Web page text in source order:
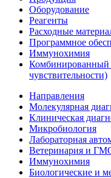
Оборудование
Реагенты
Расходные
Программное
Иммунохимия
Комбинированный
чувствительности)
Направления
Молекулярная
Клиническая
Микробиология
Лабораторная
Ветеринария и
Иммунохимия
Биологические и